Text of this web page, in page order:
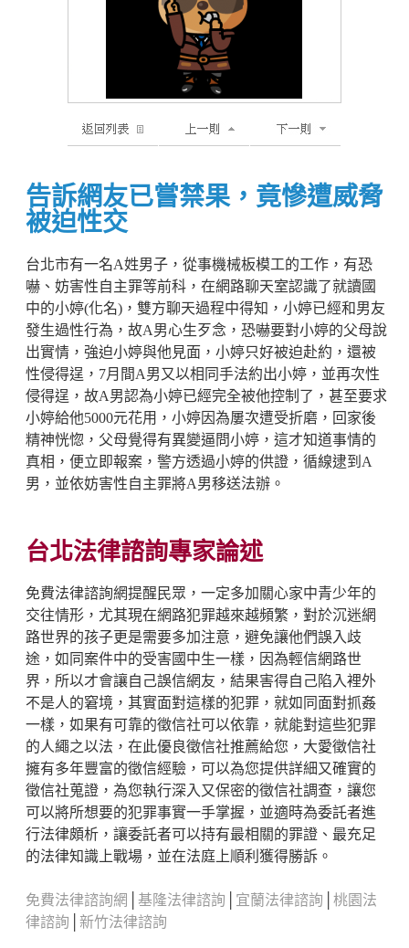
告訴網友已嘗禁果，竟慘遭威脅
被迫性交
台北市有一名A姓男子，從事機械板模工的工作，有恐
嚇、妨害性自主罪等前科，在網路聊天室認識了就讀國
中的小婷(化名)，雙方聊天過程中得知，小婷已經和男友
發生過性行為，故A男心生歹念，恐嚇要對小婷的父母說
出實情，強迫小婷與他見面，小婷只好被迫赴約，還被
性侵得逞，7月間A男又以相同手法約出小婷，並再次性
侵得逞，故A男認為小婷已經完全被他控制了，甚至要求
小婷給他5000元花用，小婷因為屢次遭受折磨，回家後
精神恍惚，父母覺得有異變逼問小婷，這才知道事情的
真相，便立即報案，警方透過小婷的供證，循線逮到A
男，並依妨害性自主罪將A男移送法辦。
台北法律諮詢專家論述
免費法律諮詢網提醒民眾，一定多加關心家中青少年的
交往情形，尤其現在網路犯罪越來越頻繁，對於沉迷網
路世界的孩子更是需要多加注意，避免讓他們誤入歧
途，如同案件中的受害國中生一樣，因為輕信網路世
界，所以才會讓自己誤信網友，結果害得自己陷入裡外
不是人的窘境，其實面對這樣的犯罪，就如同面對抓姦
一樣，如果有可靠的徵信社可以依靠，就能對這些犯罪
的人繩之以法，在此優良徵信社推薦給您，大愛徵信社
擁有多年豐富的徵信經驗，可以為您提供詳細又確實的
徵信社蒐證，為您執行深入又保密的徵信社調查，讓您
可以將所想要的犯罪事實一手掌握，並適時為委託者進
行法律頗析，讓委託者可以持有最相關的罪證、最充足
的法律知識上戰場，並在法庭上順利獲得勝訴。
免費法律諮詢網 基隆法律諮詢 宜蘭法律諮詢
桃園法
律諮詢
新竹法律諮詢